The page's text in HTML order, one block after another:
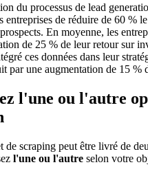
du processus de lead
entreprises de réduire de 60 %
En moyenne, les
de 25 % de leur retour sur
ces données dans leur
par une augmentation de 15 %
l'une ou l'autre
de scraping peut être livré de
l'une ou l'autre selon votre